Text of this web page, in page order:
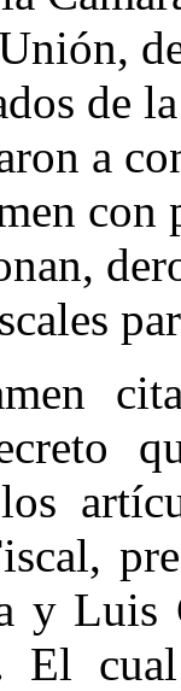
de
a
con
y Luis
El